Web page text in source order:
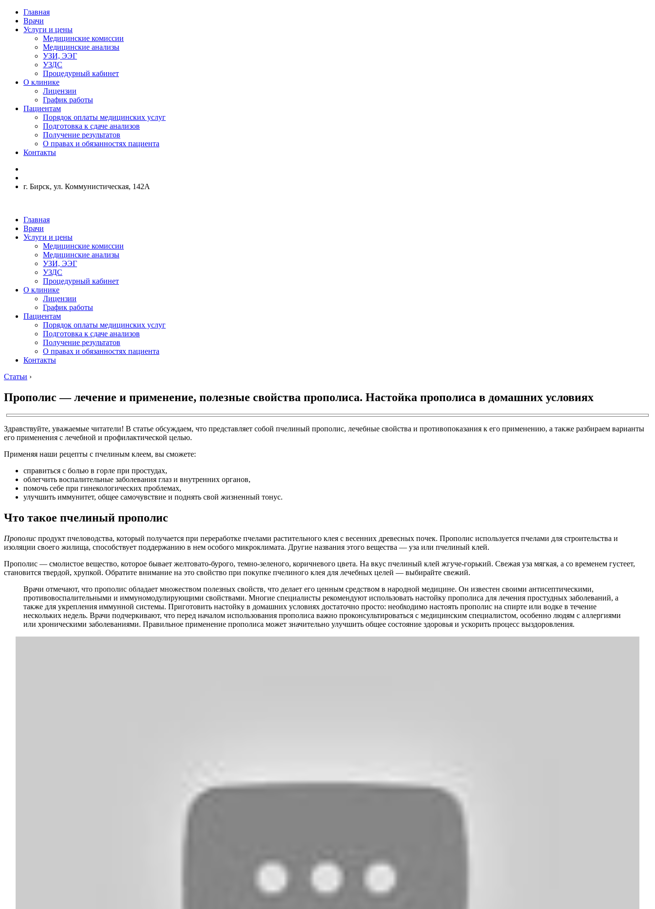
Главная
Врачи
Услуги и цены
Медицинские комиссии
Медицинские анализы
УЗИ, ЭЭГ
УЗДС
Процедурный кабинет
О клинике
Лицензии
График работы
Пациентам
Порядок оплаты медицинских услуг
Подготовка к сдаче анализов
Получение результатов
О правах и обязанностях пациента
Контакты
г. Бирск, ул. Коммунистическая, 142А
Главная
Врачи
Услуги и цены
Медицинские комиссии
Медицинские анализы
УЗИ, ЭЭГ
УЗДС
Процедурный кабинет
О клинике
Лицензии
График работы
Пациентам
Порядок оплаты медицинских услуг
Подготовка к сдаче анализов
Получение результатов
О правах и обязанностях пациента
Контакты
Статьи ›
Прополис — лечение и применение, полезные свойства прополиса. Настойка прополиса в домашних условиях
Здравствуйте, уважаемые читатели! В статье обсуждаем, что представляет собой пчелиный прополис, лечебные свойства и противопоказания к его применению, а также разбираем варианты
его применения с лечебной и профилактической целью.
Применяя наши рецепты с пчелиным клеем, вы сможете:
справиться с болью в горле при простудах,
облегчить воспалительные заболевания глаз и внутренних органов,
помочь себе при гинекологических проблемах,
улучшить иммунитет, общее самочувствие и поднять свой жизненный тонус.
Что такое пчелиный прополис
Прополис продукт пчеловодства, который получается при переработке пчелами растительного клея с весенних древесных почек. Прополис используется пчелами для строительства и
изоляции своего жилища, способствует поддержанию в нем особого микроклимата. Другие названия этого вещества — уза или пчелиный клей.
Прополис — смолистое вещество, которое бывает желтовато-бурого, темно-зеленого, коричневого цвета. На вкус пчелиный клей жгуче-горький. Свежая уза мягкая, а со временем густеет,
становится твердой, хрупкой. Обратите внимание на это свойство при покупке пчелиного клея для лечебных целей — выбирайте свежий.
Врачи отмечают, что прополис обладает множеством полезных свойств, что делает его ценным средством в народной медицине. Он известен своими антисептическими,
противовоспалительными и иммуномодулирующими свойствами. Многие специалисты рекомендуют использовать настойку прополиса для лечения простудных заболеваний, а
также для укрепления иммунной системы. Приготовить настойку в домашних условиях достаточно просто: необходимо настоять прополис на спирте или водке в течение
нескольких недель. Врачи подчеркивают, что перед началом использования прополиса важно проконсультироваться с медицинским специалистом, особенно людям с аллергиями
или хроническими заболеваниями. Правильное применение прополиса может значительно улучшить общее состояние здоровья и ускорить процесс выздоровления.